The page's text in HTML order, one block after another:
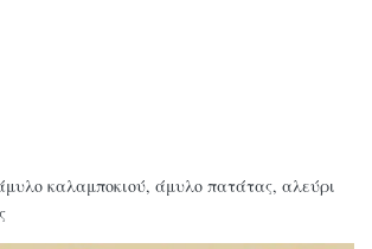
καλαμποκιού, άμυλο πατάτας, αλεύρι